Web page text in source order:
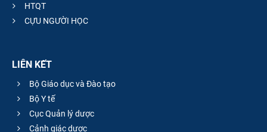
HTQT
CỰU NGƯỜI HỌC
LIÊN KẾT
Bộ Giáo dục và Đào tạo
Bộ Y tế
Cục Quản lý dược
Cảnh giác dược